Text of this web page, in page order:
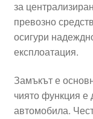
за
превозно
осигури
експлоатация.
Замъкът е
чиято функция е
автомобила.